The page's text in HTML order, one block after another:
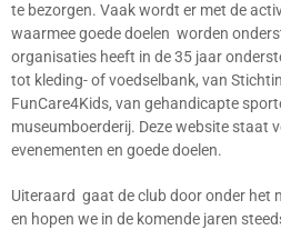
te bezorgen. Vaak wordt er met de
waarmee goede doelen worden
organisaties heeft in de 35 jaar
tot kleding- of voedselbank, van
FunCare4Kids, van gehandicapte
museumboerderij. Deze website staat
evenementen en goede doelen.
Uiteraard gaat de club door onder het
en hopen we in de komende jaren